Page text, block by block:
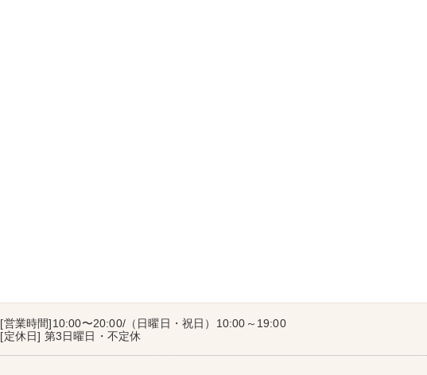
[営業時間]10:00〜20:00/（日曜日・祝日）10:00～19:00
[定休日] 第3日曜日・不定休